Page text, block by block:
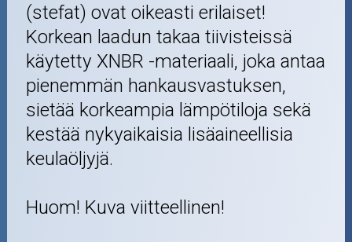
(stefat) ovat oikeasti erilaiset!
Korkean laadun takaa tiivisteissä
käytetty XNBR -materiaali, joka antaa
pienemmän hankausvastuksen,
sietää korkeampia lämpötiloja sekä
kestää nykyaikaisia lisäaineellisia
keulaöljyjä.
Huom! Kuva viitteellinen!